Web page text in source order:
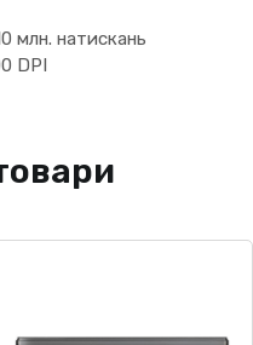
млн. натискань
DPI